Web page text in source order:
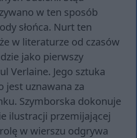
w ten sposób
słońca. Nurt ten
w literaturze od czasów
jako pierwszy
Verlaine. Jego sztuka
jest uznawana za
Szymborska dokonuje
ilustracji przemijającej
w wierszu odgrywa